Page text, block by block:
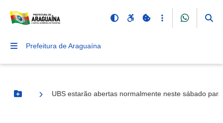
Prefeitura de Araguaína
Botão Menu
UBS estarão abertas normalmente neste sábado